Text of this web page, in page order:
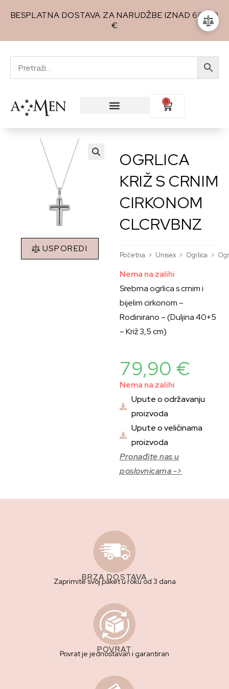
BESPLATNA DOSTAVA ZA NARUDŽBE IZNAD 60,00
€
0
USPOREDI
OGRLICA
KRIŽ S CRNIM
CIRKONOM
CLCRVBNZ
Početna > Unisex > Ogrlica >
Nema na zalihi
Srebrna ogrlica s crnim i
bijelim cirkonom –
Rodinirano – (Duljina 40+5
– Križ 3,5 cm)
79,90 €
Nema na zalihi
Upute o održavanju
proizvoda
Upute o veličinama
proizvoda
Pronađite nas u
poslovnicama ->
BRZA DOSTAVA
Zaprimite svoj paket u roku od 3 dana
POVRAT
Povrat je jednostavan i garantiran